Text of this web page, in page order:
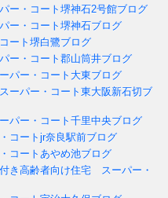
ー・コート堺神石2号館ブログ
ー・コート堺神石ブログ
ート堺白鷺ブログ
ー・コート郡山筒井ブログ
パー・コート大東ブログ
ーパー・コート東大阪新石切ブ
パー・コート千里中央ブログ
コートjr奈良駅前ブログ
コートあやめ池ブログ
き高齢者向け住宅 スーパー・